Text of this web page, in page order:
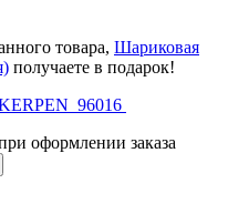
товара, Шариковая
получаете в подарок!
оформлении заказа